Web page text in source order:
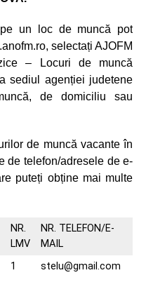
un loc de muncă pot
selectați AJOFM
– Locuri de muncă
sediul agenției judetene
de domiciliu sau
de muncă vacante în
de telefon/adresele de e-
puteți obține mai multe
NR.
LMV
NR. TELEFON/E-
MAIL
1 stelu@gmail.com